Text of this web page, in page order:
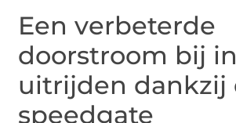
Een verbeterde
doorstroom bij
uitrijden dankzij
speedgate